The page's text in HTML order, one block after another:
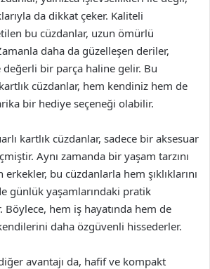
da dikkat çeker. Kaliteli
bu cüzdanlar, uzun ömürlü
daha da güzelleşen deriler,
değerli bir parça haline gelir. Bu
cüzdanlar, hem kendiniz hem de
bir hediye seçeneği olabilir.
kartlık cüzdanlar, sadece bir aksesuar
Aynı zamanda bir yaşam tarzını
bu cüzdanlarla hem şıklıklarını
günlük yaşamlarındaki pratik
Böylece, hem iş hayatında hem de
daha özgüvenli hissederler.
avantajı da, hafif ve kompakt